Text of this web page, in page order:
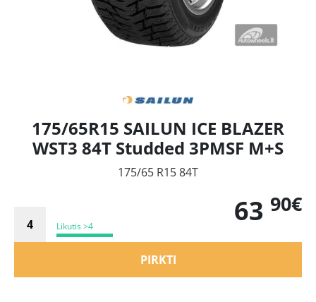
175/65R15 SAILUN ICE BLAZER
WST3 84T Studded 3PMSF M+S
175/65 R15 84T
Likutis >4 63 90€
PIRKTI